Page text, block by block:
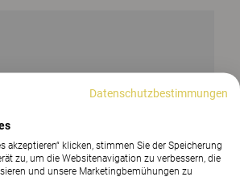
Datenschutzbestimmungen
akzeptieren“ klicken, stimmen Sie der Speicherung
zu, um die Websitenavigation zu verbessern, die
und unsere Marketingbemühungen zu